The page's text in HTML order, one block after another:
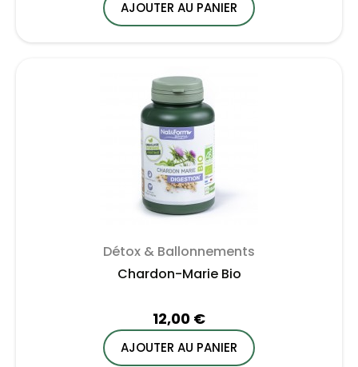
AJOUTER AU PANIER
Détox & Ballonnements
Chardon-Marie Bio
12,00 €
AJOUTER AU PANIER